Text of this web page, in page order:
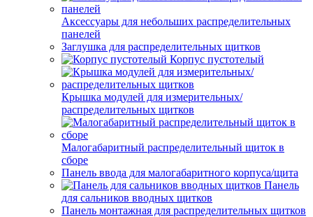
Аксессуары для небольших распределительных
панелей
Заглушка для распределительных щитков
Корпус пустотелый
Крышка модулей для измерительных/
распределительных щитков
Малогабаритный распределительный щиток в
сборе
Панель ввода для малогабаритного корпуса/щита
Панель
для сальников вводных щитков
Панель монтажная для распределительных щитков